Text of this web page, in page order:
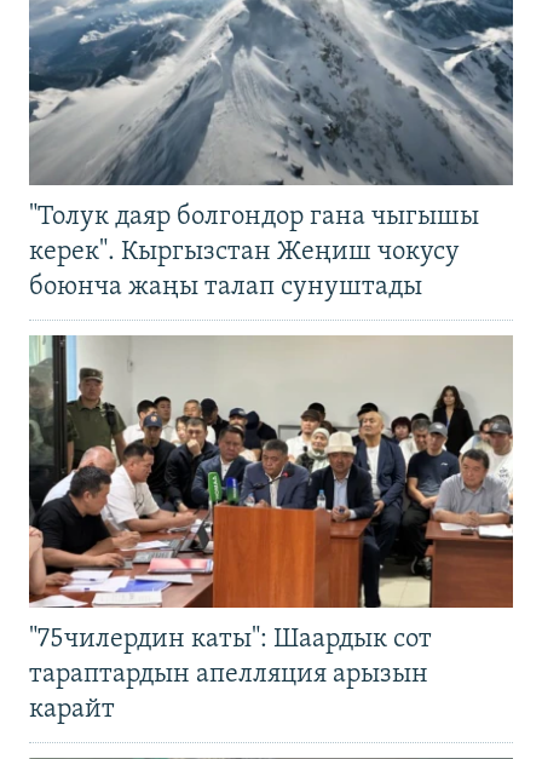
"Толук даяр болгондор гана чыгышы
керек". Кыргызстан Жеңиш чокусу
боюнча жаңы талап сунуштады
"75чилердин каты": Шаардык сот
тараптардын апелляция арызын
карайт